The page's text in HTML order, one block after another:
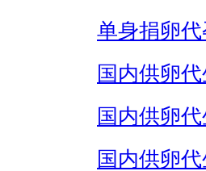
单身捐卵代
国内供卵
国内供卵
国内供卵